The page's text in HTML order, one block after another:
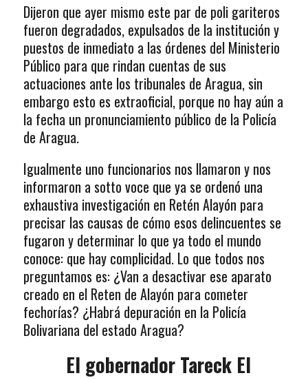
Dijeron que ayer mismo este par de poli gariteros
fueron degradados, expulsados de la institución y
puestos de inmediato a las órdenes del Ministerio
Público para que rindan cuentas de sus
actuaciones ante los tribunales de Aragua, sin
embargo esto es extraoficial, porque no hay aún a
la fecha un pronunciamiento público de la Policía
de Aragua.
Igualmente uno funcionarios nos llamaron y nos
informaron a sotto voce que ya se ordenó una
exhaustiva investigación en Retén Alayón para
precisar las causas de cómo esos delincuentes se
fugaron y determinar lo que ya todo el mundo
conoce: que hay complicidad. Lo que todos nos
preguntamos es: ¿Van a desactivar ese aparato
creado en el Reten de Alayón para cometer
fechorías? ¿Habrá depuración en la Policía
Bolivariana del estado Aragua?
El gobernador Tareck El